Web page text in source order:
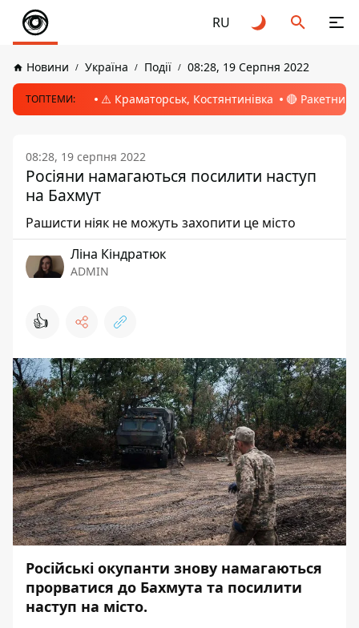
RU
Новини Україна Події 08:28, 19 Серпня 2022
ТОПТЕМИ: ⚠️ Краматорськ, Костянтинівка 🔴 Ракетний
08:28, 19 серпня 2022
Росіяни намагаються посилити наступ
на Бахмут
Рашисти ніяк не можуть захопити це місто
Ліна Кіндратюк
ADMIN
👍
Російські окупанти знову намагаються
прорватися до Бахмута та посилити
наступ на місто.